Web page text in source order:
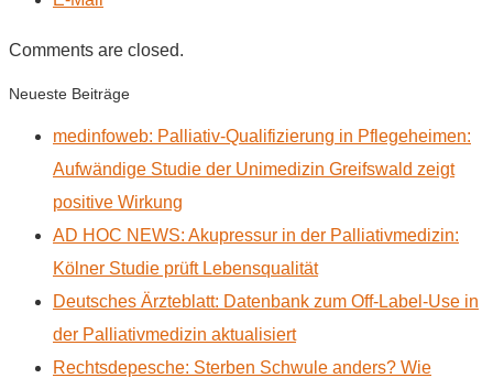
Comments are closed.
Neueste Beiträge
medinfoweb: Palliativ-Qualifizierung in Pflegeheimen:
Aufwändige Studie der Unimedizin Greifswald zeigt
positive Wirkung
AD HOC NEWS: Akupressur in der Palliativmedizin:
Kölner Studie prüft Lebensqualität
Deutsches Ärzteblatt: Datenbank zum Off-Label-Use in
der Palliativmedizin aktualisiert
Rechtsdepesche: Sterben Schwule anders? Wie